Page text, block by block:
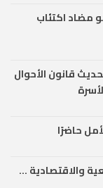
مضاد اكتئاب
قانون الأحوال
حاضرًا
والاقتصادية …